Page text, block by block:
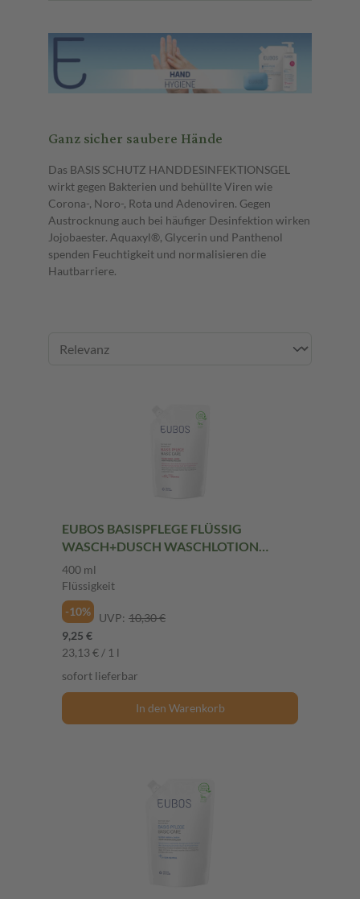
Ganz sicher saubere Hände
Das BASIS SCHUTZ HANDDESINFEKTIONSGEL
wirkt gegen Bakterien und behüllte Viren wie
Corona-, Noro-, Rota und Adenoviren. Gegen
Austrocknung auch bei häufiger Desinfektion wirken
Jojobaester. Aquaxyl®, Glycerin und Panthenol
spenden Feuchtigkeit und normalisieren die
Hautbarriere.
EUBOS BASISPFLEGE FLÜSSIG
WASCH+DUSCH WASCHLOTION
Nachfüllbeutel 400 ml Flüssigkeit
400 ml
Flüssigkeit
-10%
UVP: 10,30 €
9,25 €
23,13 € / 1 l
sofort lieferbar
In den Warenkorb